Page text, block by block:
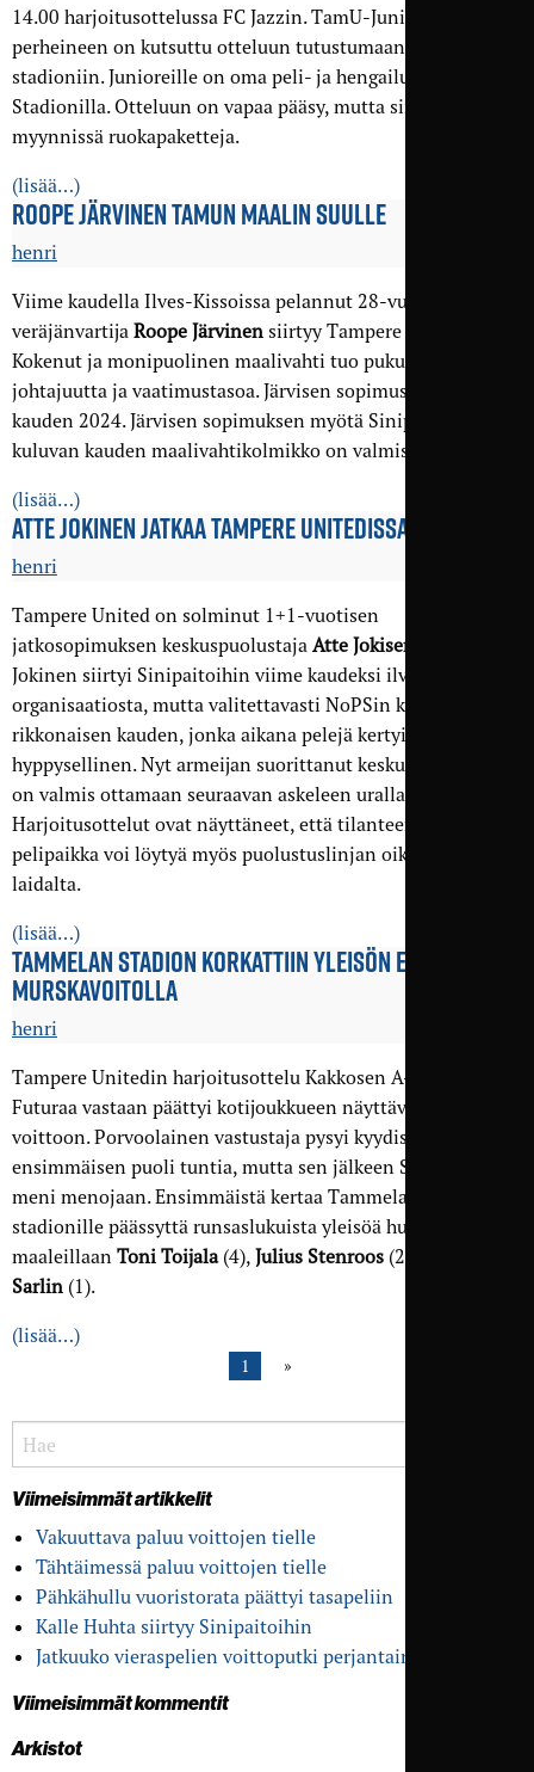
14.00 harjoitusottelussa FC Jazzin. TamU-Juniorit
perheineen on kutsuttu otteluun tutustumaan uuteen
stadioniin. Junioreille on oma peli- ja hengailualue
Stadionilla. Otteluun on vapaa pääsy, mutta siihen on
myynnissä ruokapaketteja.
(lisää…)
ROOPE JÄRVINEN TAMUN MAALIN SUULLE
henri
Viime kaudella Ilves-Kissoissa pelannut 28-vuotias
veräjänvartija Roope Järvinen siirtyy Tampere Unitediin.
Kokenut ja monipuolinen maalivahti tuo pukukoppiin
johtajuutta ja vaatimustasoa. Järvisen sopimus kattaa
kauden 2024. Järvisen sopimuksen myötä Sinipaitojen
kuluvan kauden maalivahtikolmikko on valmis.
(lisää…)
ATTE JOKINEN JATKAA TAMPERE UNITEDISSA
henri
Tampere United on solminut 1+1-vuotisen
jatkosopimuksen keskuspuolustaja Atte Jokisen
Jokinen siirtyi Sinipaitoihin viime kaudeksi ilveksen
organisaatiosta, mutta valitettavasti NoPSin kasvatti pelasi
rikkonaisen kauden, jonka aikana pelejä kertyi vain
hyppysellinen. Nyt armeijan suorittanut keskuspuolustaja
on valmis ottamaan seuraavan askeleen urallaan.
Harjoitusottelut ovat näyttäneet, että tilanteen vaatiessa
pelipaikka voi löytyä myös puolustuslinjan oikealta
laidalta.
(lisää…)
TAMMELAN STADION KORKATTIIN YLEISÖN EDESSÄ
MURSKA­VOITOLLA
henri
Tampere Unitedin harjoitusottelu Kakkosen A-lohkon FC
Futuraa vastaan päättyi kotijoukkueen näyttävään 7–1-
voittoon. Porvoolainen vastustaja pysyi kyydissä
ensimmäisen puoli tuntia, mutta sen jälkeen Sinipaidat
meni menojaan. Ensimmäistä kertaa Tammelan uudelle
stadionille päässyttä runsaslukuista yleisöä huudattivat
maaleillaan Toni Toijala (4), Julius Stenroos (2) ja
Sarlin (1).
(lisää…)
1
Viimeisimmät artikkelit
Vakuuttava paluu voittojen tielle
Tähtäimessä paluu voittojen tielle
Pähkähullu vuoristo­rata päättyi tasapeliin
Kalle Huhta siirtyy Sinipaitoihin
Jatkuuko vieras­pelien voitto­putki perjantaina?
Viimeisimmät kommentit
Arkistot